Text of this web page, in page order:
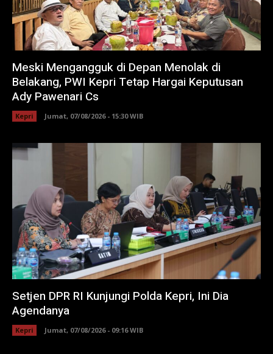
Meski Mengangguk di Depan Menolak di
Belakang, PWI Kepri Tetap Hargai Keputusan
Ady Pawenari Cs
Kepri Jumat, 07/08/2026 - 15:30 WIB
Setjen DPR RI Kunjungi Polda Kepri, Ini Dia
Agendanya
Kepri Jumat, 07/08/2026 - 09:16 WIB